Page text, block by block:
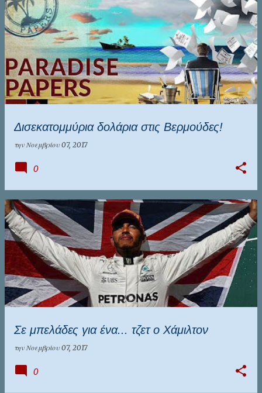
Δισεκατομμύρια δολάρια στις Βερμούδες!
την Νοεμβρίου 07, 2017
0
Σε μπελάδες για ένα... τζετ ο Χάμιλτον
την Νοεμβρίου 07, 2017
0